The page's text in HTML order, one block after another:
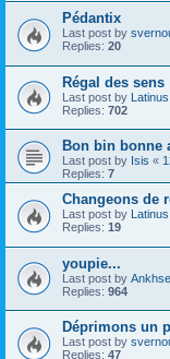
Pédantix
Last post by
Replies: 20
Régal des sens
Last post by Latinus
Replies: 702
Bon bin bonne
Last post by Isis «
Replies: 7
Changeons de
Last post by Latinus
Replies: 19
youpie...
Last post by
Replies: 964
Déprimons un
Last post by
Replies: 47